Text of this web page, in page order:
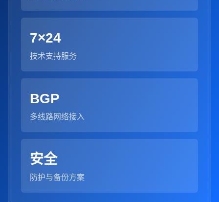
7×24
技术支持服务
BGP
多线路网络接入
安全
防护与备份方案